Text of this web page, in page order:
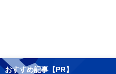
おすすめ記事【PR】